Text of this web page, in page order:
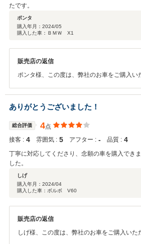
たです。
ポンタ
購入年月： 2024/05
購入した車：ＢＭＷ X1
販売店の返信
ポンタ様、この度は、弊社のお車をご購入い
行けて良かったです！！今後もしっかりサポ
って頂けたらと思います。宜しくお願い致し
ます！！
ありがとうございました！
総合評価 4点
接客 : 4 雰囲気 : 5 アフター : ‐ 品質 : 4
丁寧に対応してくださり、念願の車を購入でき
した。
しげ
購入年月： 2024/04
購入した車：ボルボ V60
販売店の返信
しげ様、この度は、弊社のお車をご購入いた